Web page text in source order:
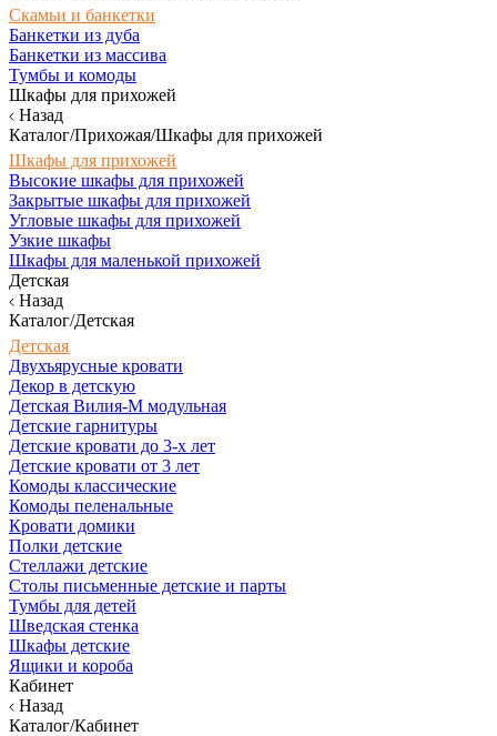
Скамьи и банкетки
Банкетки из дуба
Банкетки из массива
Тумбы и комоды
Шкафы для прихожей
Назад
Каталог/Прихожая/Шкафы для прихожей
Шкафы для прихожей
Высокие шкафы для прихожей
Закрытые шкафы для прихожей
Угловые шкафы для прихожей
Узкие шкафы
Шкафы для маленькой прихожей
Детская
Назад
Каталог/Детская
Детская
Двухъярусные кровати
Декор в детскую
Детская Вилия-М модульная
Детские гарнитуры
Детские кровати до 3-х лет
Детские кровати от 3 лет
Комоды классические
Комоды пеленальные
Кровати домики
Полки детские
Стеллажи детские
Столы письменные детские и парты
Тумбы для детей
Шведская стенка
Шкафы детские
Ящики и короба
Кабинет
Назад
Каталог/Кабинет